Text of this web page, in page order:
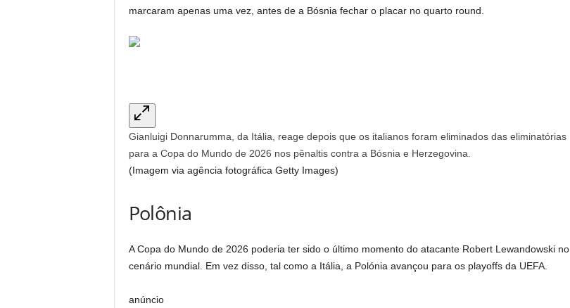
marcaram apenas uma vez, antes de a Bósnia fechar o placar no quarto round.
Gianluigi Donnarumma, da Itália, reage depois que os italianos foram eliminados das eliminatórias
para a Copa do Mundo de 2026 nos pênaltis contra a Bósnia e Herzegovina.
(Imagem via agência fotográfica Getty Images)
Polônia
A Copa do Mundo de 2026 poderia ter sido o último momento do atacante Robert Lewandowski no
cenário mundial. Em vez disso, tal como a Itália, a Polónia avançou para os playoffs da UEFA.
anúncio